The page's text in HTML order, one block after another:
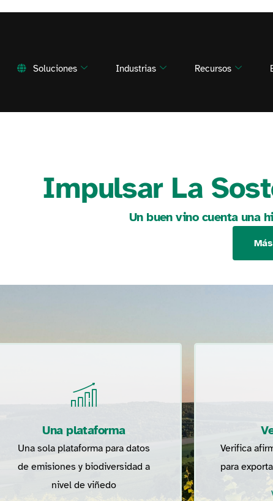
Soluciones Industrias Recursos
Impulsar La
Un buen vino cuenta una
Una plataforma
Una sola plataforma para datos
de emisiones y biodiversidad a
nivel de viñedo
Verifica
para